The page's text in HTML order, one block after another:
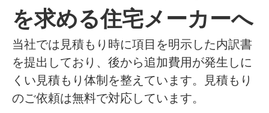
を求める住宅メーカーへ
当社では見積もり時に項目を明示した内訳書
を提出しており、後から追加費用が発生しに
くい見積もり体制を整えています。見積もり
のご依頼は無料で対応しています。